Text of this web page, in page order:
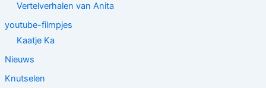
Vertelverhalen van Anita
youtube-filmpjes
Kaatje Ka
Nieuws
Knutselen